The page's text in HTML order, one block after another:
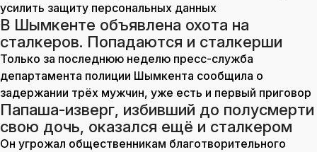
усилить защиту персональных данных
В Шымкенте объявлена охота на
сталкеров. Попадаются и сталкерши
Только за последнюю неделю пресс-служба
департамента полиции Шымкента сообщила о
задержании трёх мужчин, уже есть и первый приговор
Папаша-изверг, избивший до полусмерти
свою дочь, оказался ещё и сталкером
Он угрожал общественникам благотворительного